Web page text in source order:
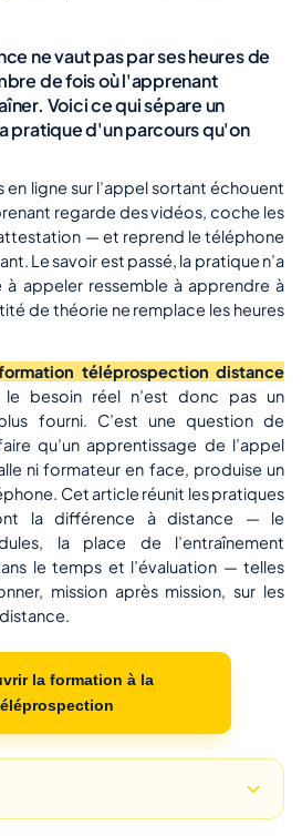
ne vaut pas par ses heures de
de fois où l'apprenant
Voici ce qui sépare un
pratique d'un parcours qu'on
ligne sur l’appel sortant échouent
regarde des vidéos, coche les
— et reprend le téléphone
Le savoir est passé, la pratique n’a
appeler ressemble à apprendre à
de théorie ne remplace les heures
téléprospection distance
le besoin réel n’est donc pas un
fourni. C’est une question de
qu’un apprentissage de l’appel
ni formateur en face, produise un
Cet article réunit les pratiques
la différence à distance — le
la place de l’entraînement
le temps et l’évaluation — telles
mission après mission, sur les
la formation à la